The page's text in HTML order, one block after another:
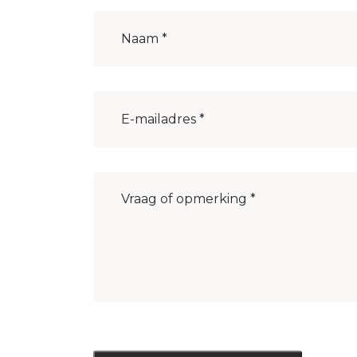
mailadres (Vereist)